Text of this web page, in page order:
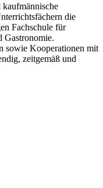
die
Fachschule für
Gastronomie.
sowie Kooperationen mit
zeitgemäß und